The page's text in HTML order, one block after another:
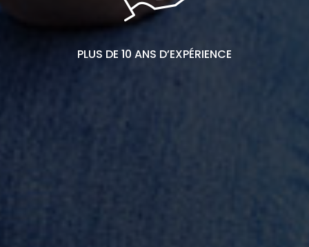
PLUS DE 10 ANS D’EXPÉRIENCE